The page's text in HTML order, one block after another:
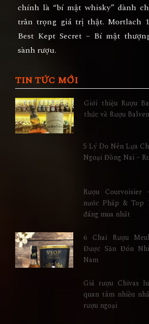
chính là “bí mật whisky” dành
trân trọng giá trị thật. Mortlach
Best Kept Secret – Bí mật
sành rượu.
TIN TỨC MỚI
Giới thiệu Rượu
thức về Rượu
5 Lý Do Nên Lựa
Ngoại Đồng Nai –
Rượu
nước Pháp & Top
đáng mua nhất
6 Chai Rượu
Được Săn Đón
Nam
Giá rượu Chivas
quan tâm nhiều
rượu ngoại